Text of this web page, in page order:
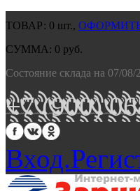
ТОВАР: 0 шт.,
СУММА: 0 руб.
Состояние склада на 07/08/
+7 (900)
Вход.